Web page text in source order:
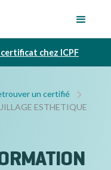
chez ICPF
un certifié
ESTHETIQUE